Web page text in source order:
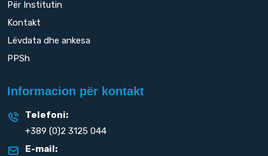
Për Institutin
Kontakt
Lëvdata dhe ankesa
PPSh
Informacion për kontakt
Telefoni:
+389 (0)2 3125 044
E-mail: